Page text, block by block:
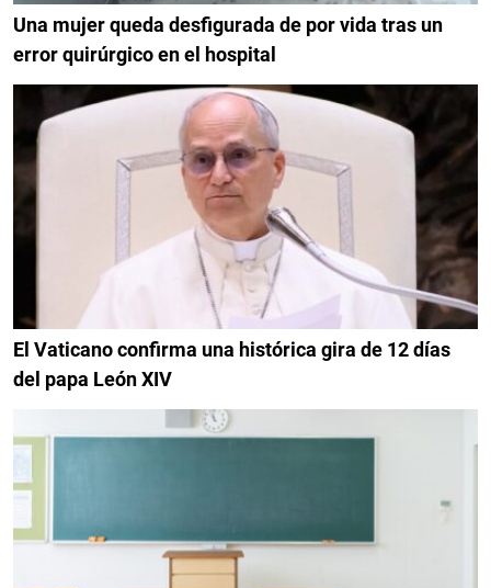
Una mujer queda desfigurada de por vida tras un
error quirúrgico en el hospital
El Vaticano confirma una histórica gira de 12 días
del papa León XIV